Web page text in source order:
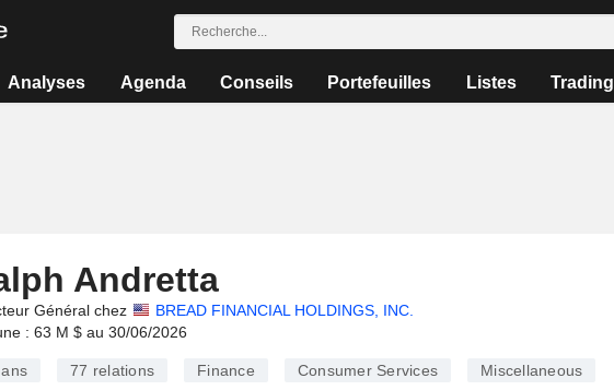
Analyses Agenda Conseils Portefeuilles Listes Trading
Andretta
Général chez
BREAD FINANCIAL HOLDINGS, INC.
: 63 M $ au 30/06/2026
77 relations Finance Consumer Services Miscellaneous